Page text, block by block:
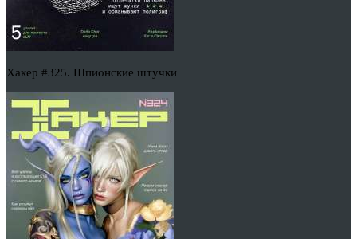
Хакер #325. Шпионские штучки